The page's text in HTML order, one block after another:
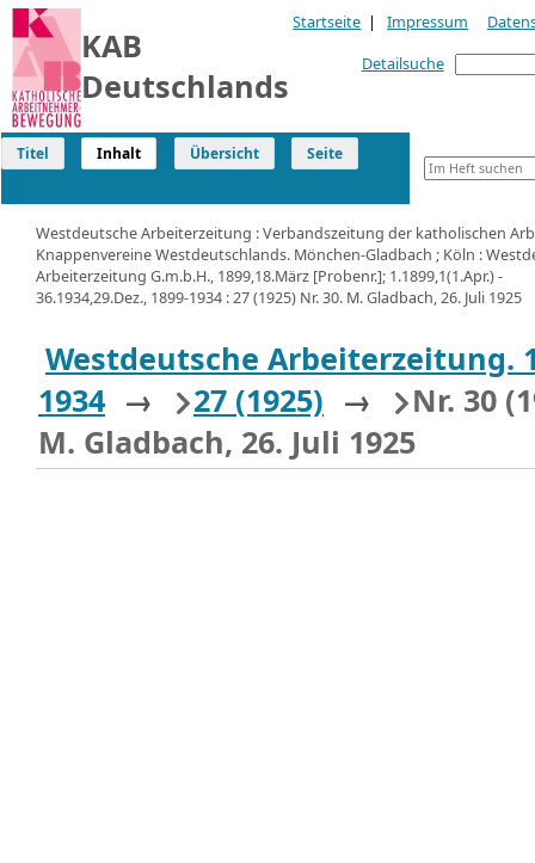
KAB
Deutschlands
Startseite | Impressum
Detailsuche
Titel Inhalt Übersicht Seite
Westdeutsche Arbeiterzeitung : Verbandszeitung der katholischen
Knappenvereine Westdeutschlands. Mönchen-Gladbach ; Köln :
Arbeiterzeitung G.m.b.H., 1899,18.März [Probenr.]; 1.1899,1(1.Apr.) -
36.1934,29.Dez., 1899-1934 : 27 (1925) Nr. 30. M. Gladbach, 26. Juli 1925
Westdeutsche Arbeiterzeitung.
1934 → 27 (1925) →
Nr. 30
M. Gladbach, 26. Juli 1925